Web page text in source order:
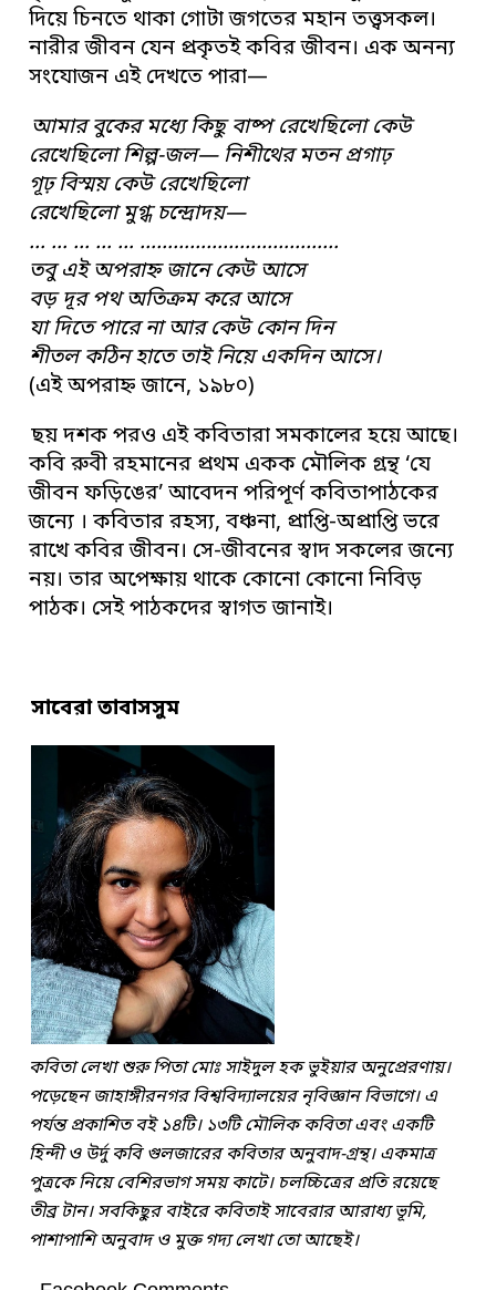
দিয়ে চিনতে থাকা গোটা জগতের মহান তত্ত্বসকল।
নারীর জীবন যেন প্রকৃতই কবির জীবন। এক অনন্য
সংযোজন এই দেখতে পারা—
আমার বুকের মধ্যে কিছু বাষ্প রেখেছিলো কেউ
রেখেছিলো শিল্প-জল— নিশীথের মতন প্রগাঢ়
গূঢ় বিস্ময় কেউ রেখেছিলো
রেখেছিলো মুগ্ধ চন্দ্রোদয়—
… … … … … ………………………………
তবু এই অপরাহ্ন জানে কেউ আসে
বড় দূর পথ অতিক্রম করে আসে
যা দিতে পারে না আর কেউ কোন দিন
শীতল কঠিন হাতে তাই নিয়ে একদিন আসে।
(এই অপরাহ্ন জানে, ১৯৮০)
ছয় দশক পরও এই কবিতারা সমকালের হয়ে আছে।
কবি রুবী রহমানের প্রথম একক মৌলিক গ্রন্থ ‘যে
জীবন ফড়িঙের’ আবেদন পরিপূর্ণ কবিতাপাঠকের
জন্যে । কবিতার রহস্য, বঞ্চনা, প্রাপ্তি-অপ্রাপ্তি ভরে
রাখে কবির জীবন। সে-জীবনের স্বাদ সকলের জন্যে
নয়। তার অপেক্ষায় থাকে কোনো কোনো নিবিড়
পাঠক। সেই পাঠকদের স্বাগত জানাই।
সাবেরা তাবাসসুম
কবিতা লেখা শুরু পিতা মোঃ সাইদুল হক ভুইয়ার অনুপ্রেরণায়।
পড়েছেন জাহাঙ্গীরনগর বিশ্ববিদ্যালয়ের নৃবিজ্ঞান বিভাগে। এ
পর্যন্ত প্রকাশিত বই ১৪টি। ১৩টি মৌলিক কবিতা এবং একটি
হিন্দী ও উর্দু কবি গুলজারের কবিতার অনুবাদ-গ্রন্থ। একমাত্র
পুত্রকে নিয়ে বেশিরভাগ সময় কাটে। চলচ্চিত্রের প্রতি রয়েছে
তীব্র টান। সবকিছু্র বাইরে কবিতাই সাবেরার আরাধ্য ভূমি,
পাশাপাশি অনুবাদ ও মুক্ত গদ্য লেখা তো আছেই।